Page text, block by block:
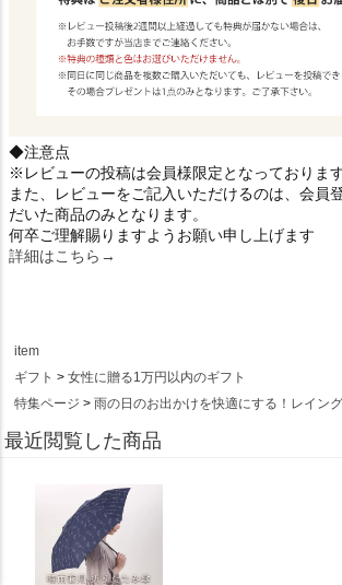
◆注意点
※レビューの投稿は会員様限定となっております
また、レビューをご記入いただけるのは、会員
だいた商品のみとなります。
何卒ご理解賜りますようお願い申し上げます
詳細はこちら→
item
ギフト
女性に贈る1万円以内のギフト
特集ページ
雨の日のお出かけを快適にする！レイン
最近閲覧した商品